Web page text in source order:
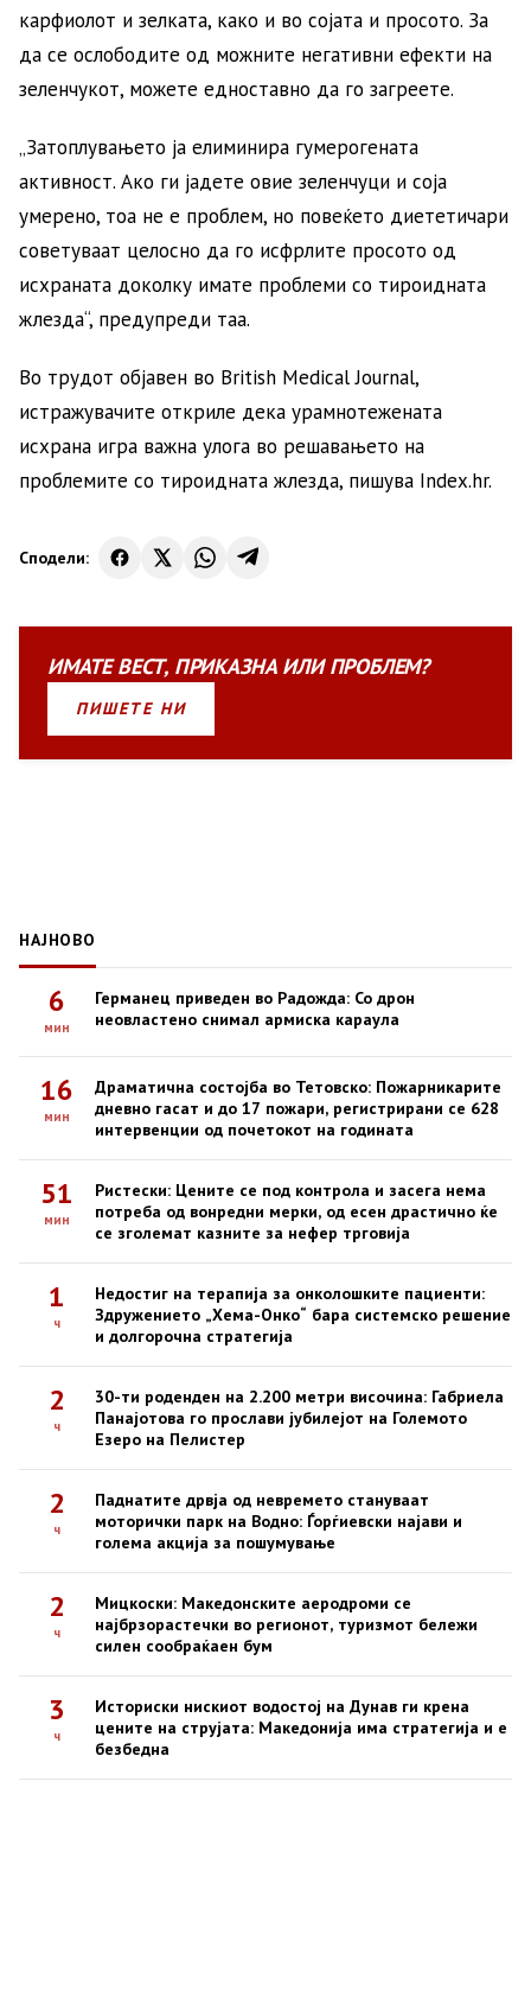
карфиолот и зелката, како и во сојата и просото. За
да се ослободите од можните негативни ефекти на
зеленчукот, можете едноставно да го загреете.
„Затоплувањето ја елиминира гумерогената
активност. Ако ги јадете овие зеленчуци и соја
умерено, тоа не е проблем, но повеќето диететичари
советуваат целосно да го исфрлите просото од
исхраната доколку имате проблеми со тироидната
жлезда“, предупреди таа.
Во трудот објавен во British Medical Journal,
истражувачите откриле дека урамнотежената
исхрана игра важна улога во решавањето на
проблемите со тироидната жлезда, пишува Index.hr.
Сподели:
ИМАТЕВЕСТ, ПРИКАЗНАИЛИПРОБЛЕМ?
ПИШЕТЕ НИ
НАЈНОВО
6
мин
Германец приведен во Радожда: Со дрон
неовластено снимал армиска караула
16
мин
Драматична состојба во Тетовско: Пожарникарите
дневно гасат и до 17 пожари, регистрирани се 628
интервенции од почетокот на годината
51
мин
Ристески: Цените се под контрола и засега нема
потреба од вонредни мерки, од есен драстично ќе
се зголемат казните за нефер трговија
1
ч
Недостиг на терапија за онколошките пациенти:
Здружението „Хема-Онко“ бара системско решение
и долгорочна стратегија
2
ч
30-ти роденден на 2.200 метри височина: Габриела
Панајотова го прослави јубилејот на Големото
Езеро на Пелистер
2
ч
Паднатите дрвја од невремето стануваат
моторички парк на Водно: Ѓорѓиевски најави и
голема акција за пошумување
2
ч
Мицкоски: Македонските аеродроми се
најбрзорастечки во регионот, туризмот бележи
силен сообраќаен бум
3
ч
Историски нискиот водостој на Дунав ги крена
цените на струјата: Македонија има стратегија и е
безбедна